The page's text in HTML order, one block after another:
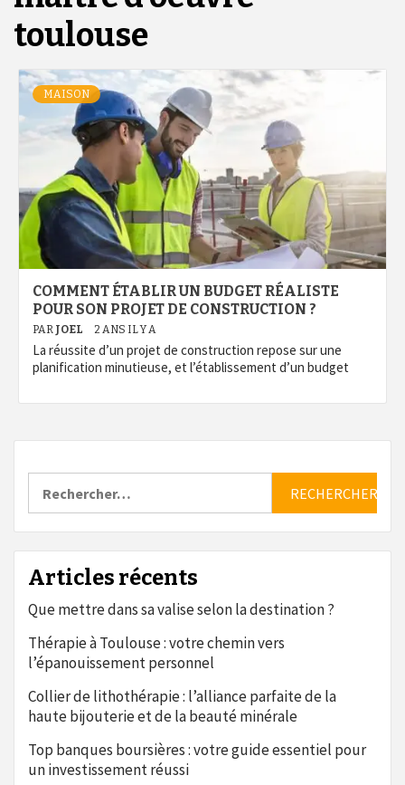
toulouse
MAISON
COMMENT ÉTABLIR UN BUDGET RÉALISTE
POUR SON PROJET DE CONSTRUCTION ?
PAR JOEL 2 ANS IL Y A
La réussite d’un projet de construction repose sur une
planification minutieuse, et l’établissement d’un budget
Articles récents
Que mettre dans sa valise selon la destination ?
Thérapie à Toulouse : votre chemin vers
l’épanouissement personnel
Collier de lithothérapie : l’alliance parfaite de la
haute bijouterie et de la beauté minérale
Top banques boursières : votre guide essentiel pour
un investissement réussi